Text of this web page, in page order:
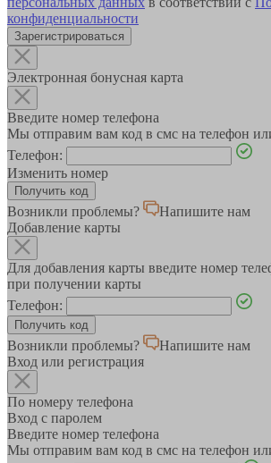
конфиденциальности
Зарегистрироваться
Электронная бонусная карта
Введите номер телефона
Мы отправим вам код в смс на телефон
Телефон:
Изменить номер
Возникли проблемы?
Напишите нам
Добавление карты
Для добавления карты введите номер
при получении карты
Телефон:
Возникли проблемы?
Напишите нам
Вход или регистрация
По номеру телефона
Вход с паролем
Введите номер телефона
Мы отправим вам код в смс на телефон